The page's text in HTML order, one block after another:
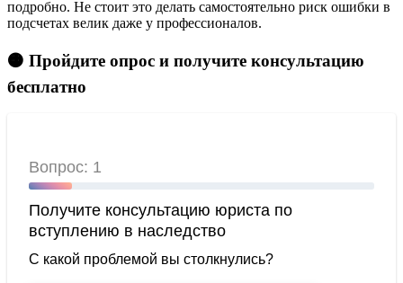
подробно. Не стоит это делать самостоятельно риск ошибки в
подсчетах велик даже у профессионалов.
🟠 Пройдите опрос и получите консультацию
бесплатно